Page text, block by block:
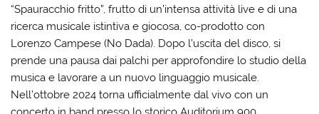
“Spauracchio fritto”, frutto di un’intensa attività live e di una
ricerca musicale istintiva e giocosa, co-prodotto con
Lorenzo Campese (No Dada). Dopo l’uscita del disco, si
prende una pausa dai palchi per approfondire lo studio della
musica e lavorare a un nuovo linguaggio musicale.
Nell’ottobre 2024 torna ufficialmente dal vivo con un